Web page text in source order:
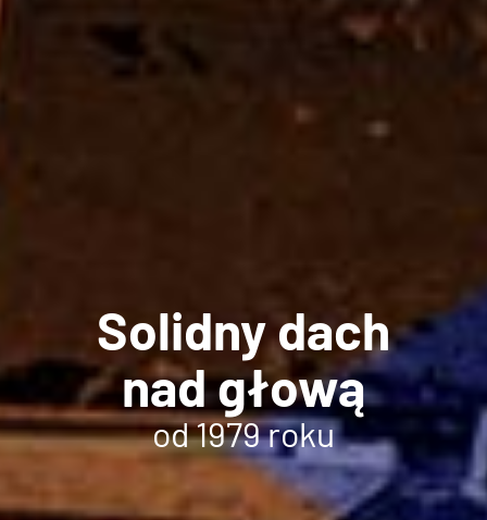
Solidny dach
nad głową
od 1979 roku